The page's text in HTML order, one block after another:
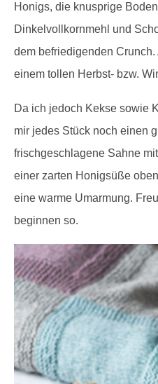
Honigs, die knusprige
Dinkelvollkornmehl und
dem befriedigenden
einem tollen Herbst- bzw.
Da ich jedoch Kekse sowie
mir jedes Stück noch einen
frischgeschlagene Sahne
einer zarten Honigsüße
eine warme Umarmung.
beginnen so.